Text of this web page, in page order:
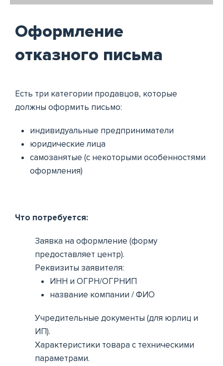
Оформление
отказного письма
Есть три категории продавцов, которые
должны оформить письмо:
индивидуальные предприниматели
юридические лица
самозанятые (с некоторыми особенностями
оформления)
Что потребуется:
Заявка на оформление (форму
предоставляет центр).
Реквизиты заявителя:
ИНН и ОГРН/ОГРНИП
название компании / ФИО
Учредительные документы (для юрлиц и
ИП).
Характеристики товара с техническими
параметрами.